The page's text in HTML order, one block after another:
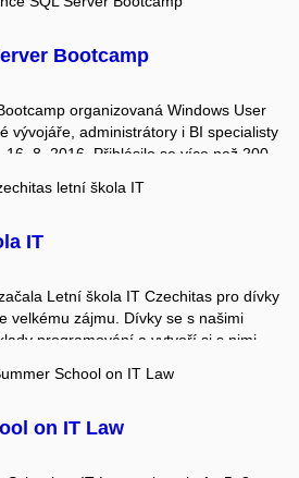
byly zcela naplněné. Noví
množství informací o studiu na fakultě,
MU a také o městě Brně.
Bootcamp
organizovaná Windows User
vývojáře, administrátory i BI specialisty
8. 2016. Přihlásilo se více než 200
čeští odborníci na SQL Server.
týmu byl doktorand FI MU David
IT
Letní škola IT Czechitas pro dívky
velkému zájmu. Dívky se s našimi
programování a vytvoří si s nimi
nebo jednoduchou aplikaci.
tvoří holky, co vystudovaly,
Fakultu informatiky MU. Pokud
že letní školu pro vás mj.
on IT Law